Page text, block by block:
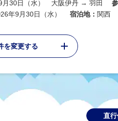
月30日（水） 大阪伊丹 → 羽田
年9月30日（水） 宿泊地： 関西
を変更する
直
11:00
大阪伊丹
12:15
羽田
ANA024
大阪伊丹
ANA026
大阪伊丹
ANA028